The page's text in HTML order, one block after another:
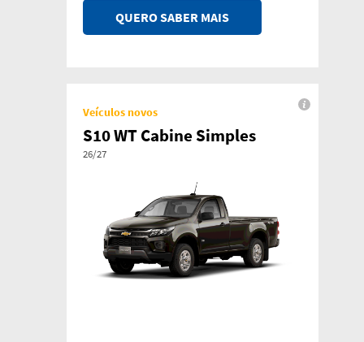
QUERO SABER MAIS
Veículos novos
S10 WT Cabine Simples
26/27